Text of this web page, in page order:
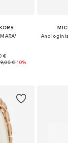
€
€-10%